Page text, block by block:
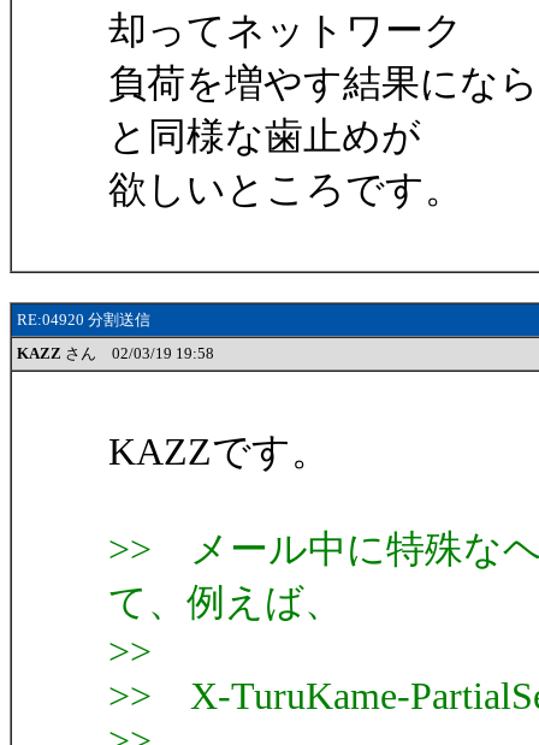
却ってネットワーク
負荷を増やす結果にな
と同様な歯止めが
欲しいところです。
RE:04920 分割送信
KAZZ さん 02/03/19 19:58
KAZZです。
>> メール中に特殊な
て、例えば、
>>
>> X-TuruKame-